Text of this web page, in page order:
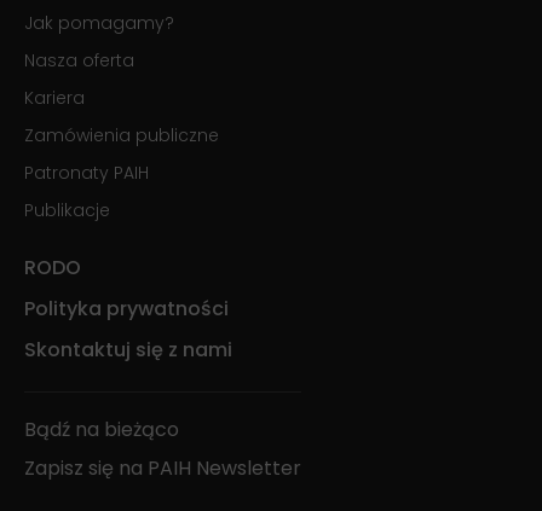
Jak pomagamy?
Nasza oferta
Kariera
Zamówienia publiczne
Patronaty PAIH
Publikacje
RODO
Polityka prywatności
Skontaktuj się z nami
Bądź na bieżąco
Zapisz się na PAIH Newsletter